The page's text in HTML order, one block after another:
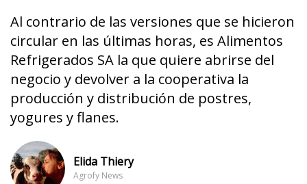
Al contrario de las versiones que se hicieron
circular en las últimas horas, es Alimentos
Refrigerados SA la que quiere abrirse del
negocio y devolver a la cooperativa la
producción y distribución de postres,
yogures y flanes.
Elida Thiery
Agrofy News